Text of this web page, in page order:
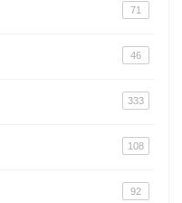
71
46
333
108
92